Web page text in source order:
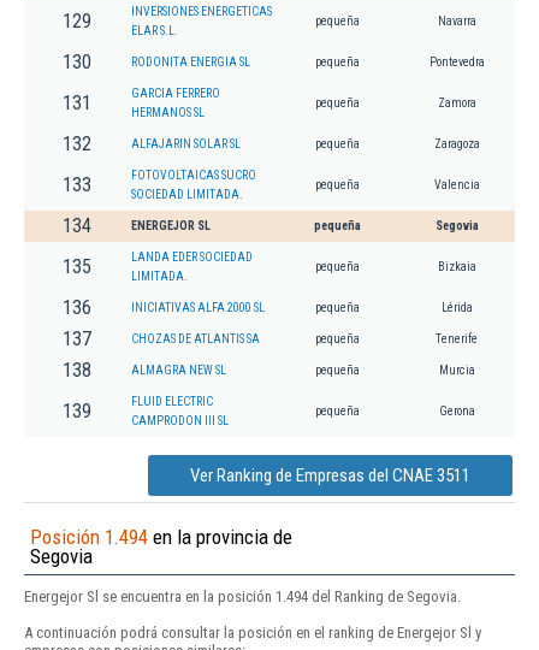
129
INVERSIONES ENERGETICAS
ELAR S.L.
pequeña Navarra
130 RODONITA ENERGIA SL pequeña Pontevedra
131
GARCIA FERRERO
HERMANOS SL
pequeña Zamora
132 ALFAJARIN SOLAR SL pequeña Zaragoza
133
FOTOVOLTAICAS SUCRO
SOCIEDAD LIMITADA.
pequeña Valencia
134 ENERGEJOR SL pequeña Segovia
135
LANDA EDER SOCIEDAD
LIMITADA.
pequeña Bizkaia
136 INICIATIVAS ALFA 2000 SL pequeña Lérida
137 CHOZAS DE ATLANTIS SA pequeña Tenerife
138 ALMAGRA NEW SL pequeña Murcia
139
FLUID ELECTRIC
CAMPRODON III SL
pequeña Gerona
Ver Ranking de Empresas del CNAE 3511
Posición 1.494 en la provincia de
Segovia
Energejor Sl se encuentra en la posición 1.494 del Ranking de Segovia.
A continuación podrá consultar la posición en el ranking de Energejor Sl y